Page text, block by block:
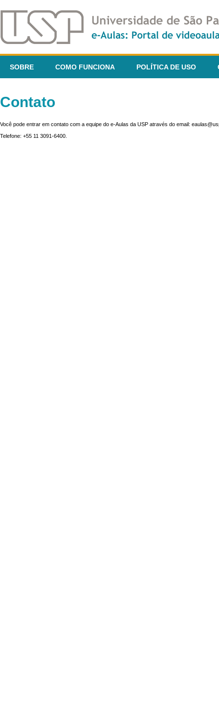
SOBRE COMO FUNCIONA POLÍTICA DE USO
Contato
Você pode entrar em contato com a equipe do e-Aulas da USP através do email:
Telefone: +55 11 3091-6400.